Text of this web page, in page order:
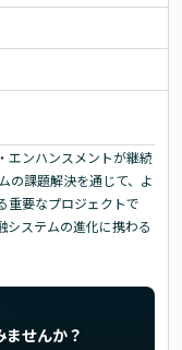
エンハンスメントが継続
の課題解決を通じて、よ
重要なプロジェクトで
ステムの進化に携わる
せんか？